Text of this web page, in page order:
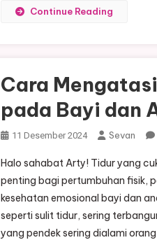
Continue Reading
Cara
pada Bayi dan
11 Desember 2024 Sevan
Halo sahabat Arty! Tidur yang
penting bagi pertumbuhan fisik,
kesehatan emosional bayi dan
seperti sulit tidur, sering
yang pendek sering dialami